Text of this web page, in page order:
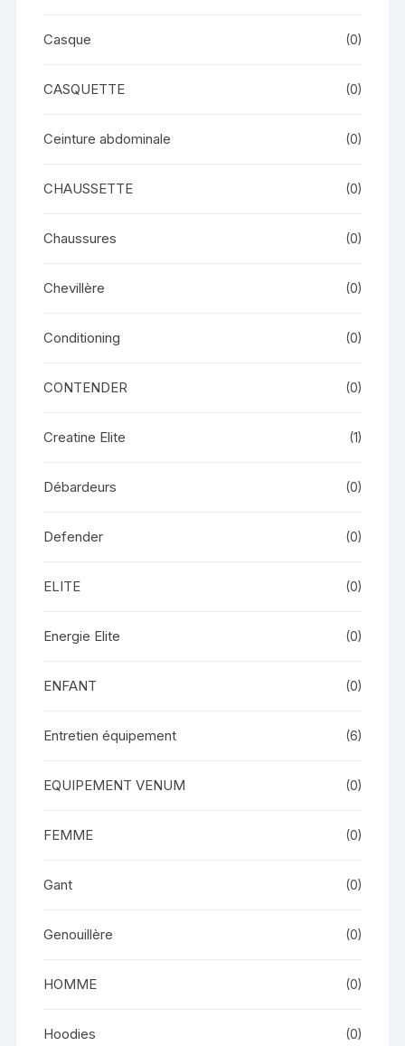
Casque (0)
CASQUETTE (0)
Ceinture abdominale (0)
CHAUSSETTE (0)
Chaussures (0)
Chevillère (0)
Conditioning (0)
CONTENDER (0)
Creatine Elite (1)
Débardeurs (0)
Defender (0)
ELITE (0)
Energie Elite (0)
ENFANT (0)
Entretien équipement (6)
EQUIPEMENT VENUM (0)
FEMME (0)
Gant (0)
Genouillère (0)
HOMME (0)
Hoodies (0)